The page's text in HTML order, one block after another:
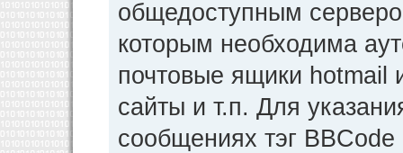
общедоступным
которым необходима
почтовые ящики
сайты и т.п. Для
сообщениях тэг BBCode